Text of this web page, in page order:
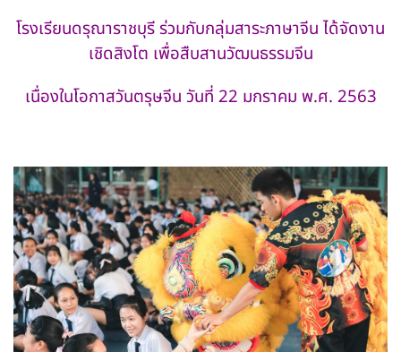
โรงเรียนดรุณาราชบุรี ร่วมกับกลุ่มสาระภาษาจีน ได้จัดงาน
เชิดสิงโต เพื่อสืบสานวัฒนธรรมจีน
เนื่องในโอกาสวันตรุษจีน วันที่ 22 มกราคม พ.ศ. 2563